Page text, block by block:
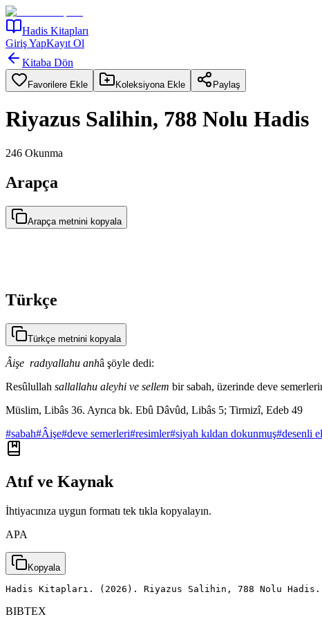
Hadis Kitapları
Giriş YapKayıt Ol
Kitaba Dön
Favorilere Ekle Koleksiyona Ekle Paylaş
Riyazus Salihin, 788 Nolu Hadis
246 Okunma
Arapça
Arapça metnini kopyala
Türkçe
Türkçe metnini kopyala
Âişe radıyallahu anhâ şöyle dedi:
Resûlullah sallallahu aleyhi ve sellem bir sabah, üzerinde deve
Müslim, Libâs 36. Ayrıca bk. Ebû Dâvûd, Libâs 5; Tirmizî, Edeb 49
#sabah#Âişe#deve semerleri#resimler#siyah kıldan dokunmuş#desenli
Atıf ve Kaynak
İhtiyacınıza uygun formatı tek tıkla kopyalayın.
APA
Kopyala
Hadis Kitapları. (2026). Riyazus Salihin, 788 Nolu
BIBTEX